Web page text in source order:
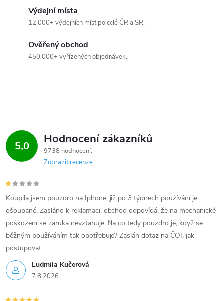
ý
i
s
u
Výdejní místa
12.000+ výdejních míst po celé ČR a SR.
Ověřený obchod
450.000+ vyřízených objednávek.
5,0 Hodnocení zákazníků
9738 hodnocení
Zobrazit recenze
Ludmila Kučerová
7.8.2026
Koupila jsem pouzdro na Iphone, již po 3 týdnech používání je
ošoupané. Zasláno k reklamaci, obchod odpovídá, že na mechanické
poškození se záruka nevztahuje. Na co tedy pouzdro je, když se
běžným používáním tak opotřebuje? Zaslán dotaz na ČOI, jak
postupovat.